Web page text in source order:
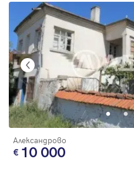
Александрово
10 000